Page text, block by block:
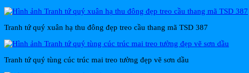
Tranh tứ quý xuân hạ thu đông đẹp treo cầu thang mã TSD 387
Tranh tứ quý tùng cúc trúc mai treo tường đẹp vẽ sơn dầu